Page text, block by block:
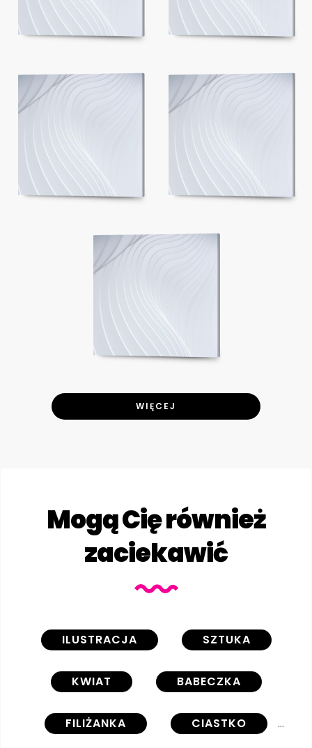
WIĘCEJ
Mogą Cię również
zaciekawić
ILUSTRACJA SZTUKA
KWIAT BABECZKA
FILIŻANKA CIASTKO